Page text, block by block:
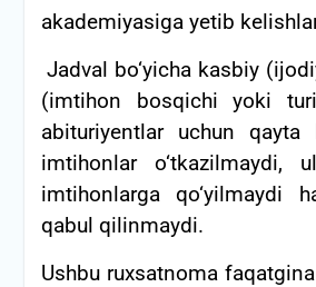
akademiyasiga yetib
Jadval bo‘yicha kasbiy
(imtihon bosqichi yoki
abituriyentlar uchun
imtihonlar o‘tkazilmaydi,
imtihonlarga qo‘yilmaydi
qabul qilinmaydi.
Ushbu ruxsatnoma